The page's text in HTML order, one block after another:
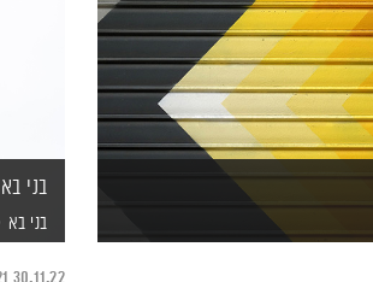
בני בא –
בני בא